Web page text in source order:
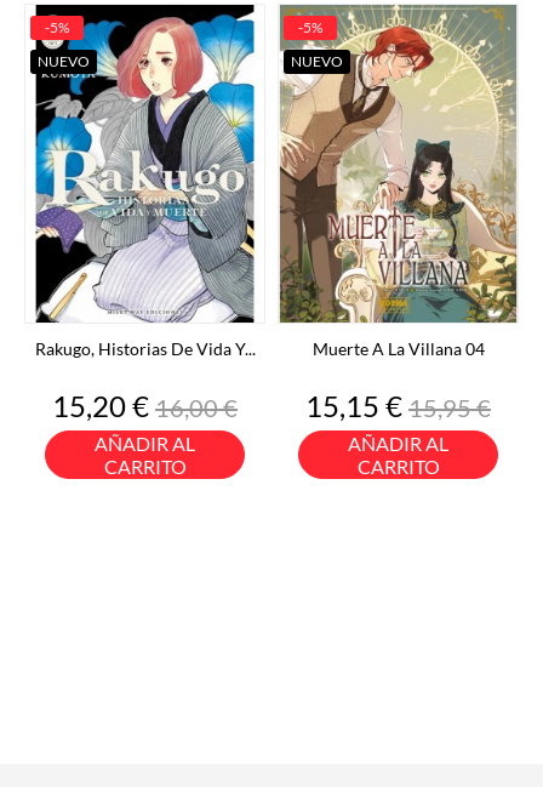
Rakugo, Historias De Vida Y...
Precio
15,20 €Precio
base
16,00 €
AÑADIR AL
CARRITO
-5%
NUEVO
Muerte A La Villana 04
Precio
15,15 €Precio
base
15,95 €
AÑADIR AL
CARRITO
-5%
NUEVO